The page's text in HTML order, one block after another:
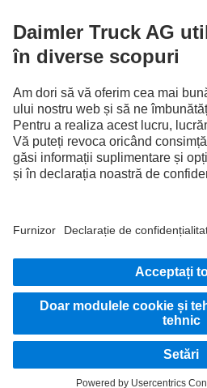
Intrare în sistem
Furnizor
Protecţia Datelor
EU Data Act
Protecţia Datelor serviciu depanare
Protecția datelor autovehicule de test
Informații suplimentare privind protecția datelor
Condiții de utilizare